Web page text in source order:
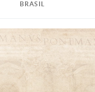
BRASIL